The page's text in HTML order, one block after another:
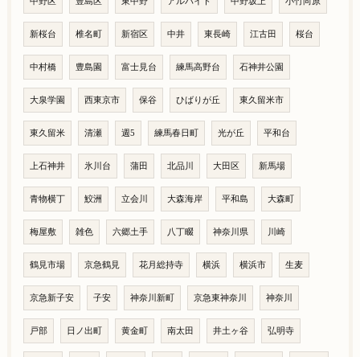
新桜台 椎名町 新宿区 中井 東長崎 江古田 桜台
中村橋 豊島園 富士見台 練馬高野台 石神井公園
大泉学園 西東京市 保谷 ひばりが丘 東久留米市
東久留米 清瀬 週5 練馬春日町 光が丘 平和台
上石神井 氷川台 蒲田 北品川 大田区 新馬場
青物横丁 鮫洲 立会川 大森海岸 平和島 大森町
梅屋敷 雑色 六郷土手 八丁畷 神奈川県 川崎
鶴見市場 京急鶴見 花月総持寺 横浜 横浜市 生麦
京急新子安 子安 神奈川新町 京急東神奈川 神奈川
戸部 日ノ出町 黄金町 南太田 井土ヶ谷 弘明寺